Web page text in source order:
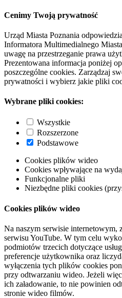
Cenimy Twoją prywatność
Urząd Miasta Poznania
Informatora Multimedialnego
uwagę na przestrzeganie prawa
Prezentowana informacja poniżej
poszczególne cookies. Zarządzaj
prywatności i wybierz jakie pliki
Wybrane pliki cookies:
Wszystkie
Rozszerzone
Podstawowe
Cookies plików wideo
Cookies wpływające na
Funkcjonalne pliki
Niezbędne pliki cookies
Cookies plików wideo
Na naszym serwisie internetowym,
serwisu YouTube. W tym celu
podmiotów trzecich dotyczące
preferencje użytkownika oraz
wyłączenia tych plików cookies
przy odtwarzaniu wideo. Jeżeli
ich załadowanie, to nie powinien
stronie wideo filmów.